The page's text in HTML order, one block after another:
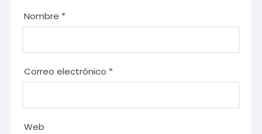
Nombre *
Correo electrónico *
Web